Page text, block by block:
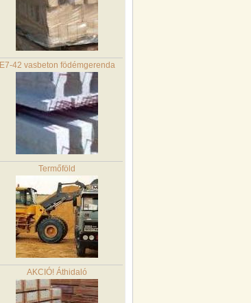
E7-42 vasbeton födémgerenda
Termőföld
AKCIÓ! Áthidaló